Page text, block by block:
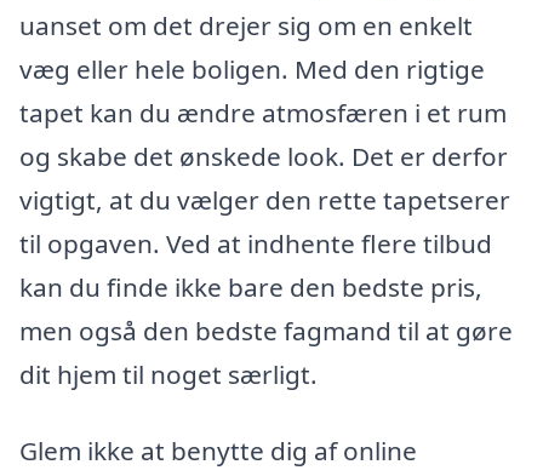
uanset om det drejer sig om en enkelt
væg eller hele boligen. Med den rigtige
tapet kan du ændre atmosfæren i et rum
og skabe det ønskede look. Det er derfor
vigtigt, at du vælger den rette tapetserer
til opgaven. Ved at indhente flere tilbud
kan du finde ikke bare den bedste pris,
men også den bedste fagmand til at gøre
dit hjem til noget særligt.
Glem ikke at benytte dig af online